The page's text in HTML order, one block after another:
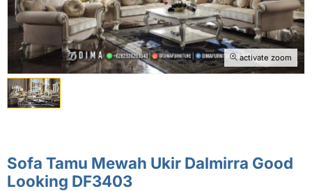
activate zoom
Sofa Tamu Mewah Ukir Dalmirra Good
Looking DF3403